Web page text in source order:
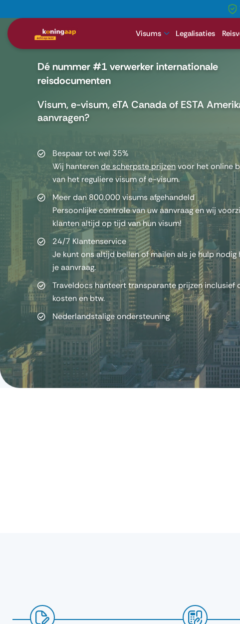
Visums Legalisaties
Dé nummer #1 verwerker internationale
reisdocumenten
Visum, e-visum, eTA Canada of ESTA
aanvragen?
Bespaar tot wel 35%
Wij hanterende scherpste prijzenvoor het online
van het reguliere visum of e-visum.
Meer dan 800.000 visums afgehandeld
Persoonlijke controle van uw aanvraag en wij
klanten altijd op tijd van hun visum!
24/7 Klantenservice
Je kunt ons altijd bellen of mailen als je hulp nodig
je aanvraag.
Traveldocs hanteert transparante prijzen inclusief
kosten en btw.
Nederlandstalige ondersteuning